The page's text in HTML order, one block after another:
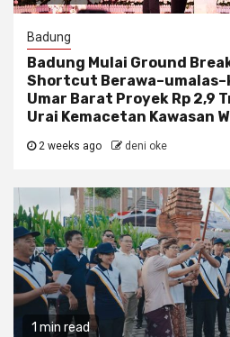
Badung
Badung Mulai Ground
Shortcut
Umar Barat Proyek Rp 2,9
Urai Kemacetan Kawasan
2 weeks ago deni oke
1 min read